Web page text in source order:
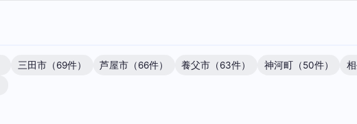
三田市（69件） 芦屋市（66件） 養父市（63件） 神河町（50件）